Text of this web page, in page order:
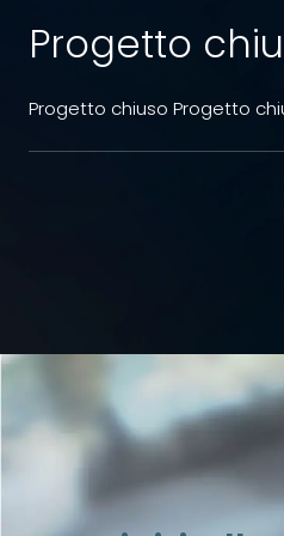
Progetto
Progetto chiuso Progetto